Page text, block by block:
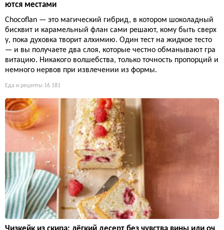
ются местами
Chocoflan — это магический гибрид, в котором шоколадный
бисквит и карамельный флан сами решают, кому быть сверх
у, пока духовка творит алхимию. Один тест на жидкое тесто
— и вы получаете два слоя, которые честно обманывают гра
витацию. Никакого волшебства, только точность пропорций и
немного нервов при извлечении из формы.
Еда и рецепты 16 181